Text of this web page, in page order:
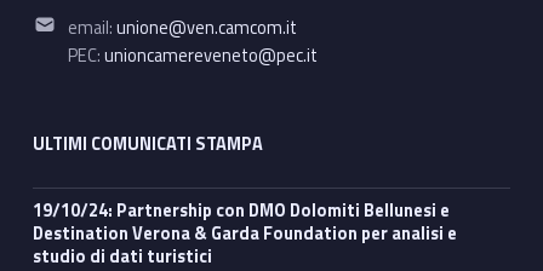
Email address:
email:unione@ven.camcom.it
PEC:unioncamereveneto@pec.it
ULTIMI COMUNICATI STAMPA
19/10/24: Partnership con DMO Dolomiti Bellunesi e
Destination Verona & Garda Foundation per analisi e
studio di dati turistici